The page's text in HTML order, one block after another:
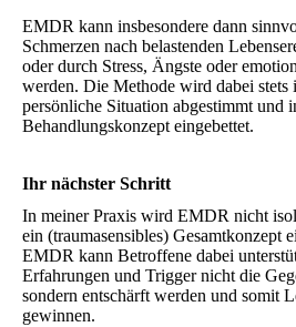
EMDR kann insbesondere dann
Schmerzen nach belastenden
oder durch Stress, Ängste oder
werden. Die Methode wird dabei
persönliche Situation abgestimmt und
Behandlungskonzept eingebettet.
Ihr nächster Schritt
In meiner Praxis wird EMDR nicht
ein (traumasensibles) Gesamtkonzept
EMDR kann Betroffene dabei
Erfahrungen und Trigger nicht die
sondern entschärft werden und somit
gewinnen.